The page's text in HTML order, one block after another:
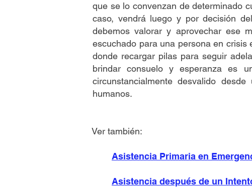
que se lo convenzan de determinado
caso, vendrá luego y por decisión
debemos valorar y aprovechar ese
escuchado para una persona en
donde recargar pilas para seguir
brindar consuelo y esperanza es
circunstancialmente desvalido
humanos.
Ver también:
Asistencia Primaria en
Asistencia después de un